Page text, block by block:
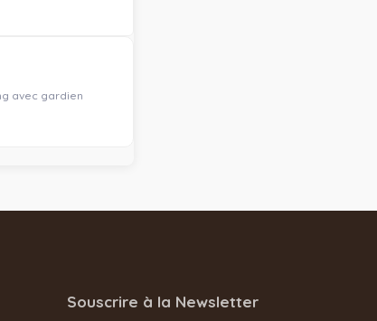
avec gardien
Souscrire à la Newsletter